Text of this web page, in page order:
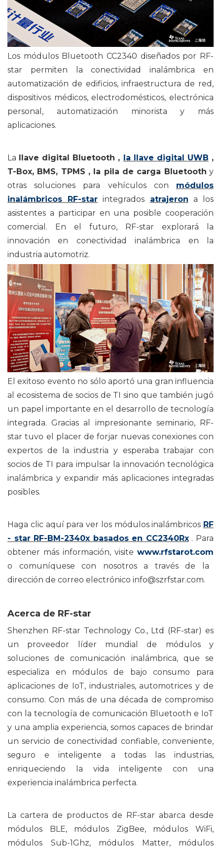
Los módulos Bluetooth CC2340 diseñados por RF-
star permiten la conectividad inalámbrica en
automatización de edificios, infraestructura de red,
dispositivos médicos, electrodomésticos, electrónica
personal, automatización minorista y más
aplicaciones.
La llave digital Bluetooth , la llave digital UWB ,
T-Box, BMS, TPMS , la pila de carga Bluetooth y
otrassoluciones para vehículos con módulos
inalámbricos
RF-star integrados atrajeron a
los
asistentes a participar en una posible cooperación
comercial.
En el futuro, RF-star explorará la
innovación en conectividad inalámbrica en la
industria automotriz.
El exitoso evento no sólo aportó una gran influencia
al ecosistema de socios de TI sino que también jugó
un papel importante en el desarrollo de tecnología
integrada.Gracias al impresionante seminario, RF-
startuvo el placer de forjar nuevas conexiones con
expertos de la industria y esperaba trabajar con
socios de TI para impulsar la innovación tecnológica
inalámbrica y expandir más aplicaciones integradas
posibles.
Haga clic aquí para ver los módulos inalámbricos RF
- star RF-BM-2340x basados ​​en CC2340Rx. Para
obtener más información, visite www.rfstarot.com
o comuníquese con nosotros a través de la
dirección de correo electrónico info@szrfstar.com.
Acerca de RF-star
Shenzhen RF-star Technology Co., Ltd (RF-star) es
un proveedor líder mundial de módulos y
soluciones de comunicación inalámbrica, que se
especializa en módulos de bajo consumo para
aplicaciones de IoT, industriales, automotrices y de
consumo. Con más de una década de compromiso
con la tecnología de comunicación Bluetooth e IoT
y una amplia experiencia, somos capaces de brindar
un servicio de conectividad confiable, conveniente,
seguro e inteligente a todas las industrias,
enriqueciendo la vida inteligente con una
experiencia inalámbrica perfecta.
La cartera de productos de RF-star abarca desde
módulos BLE, módulos ZigBee, módulos WiFi,
módulos Sub-1Ghz, módulos Matter, módulos